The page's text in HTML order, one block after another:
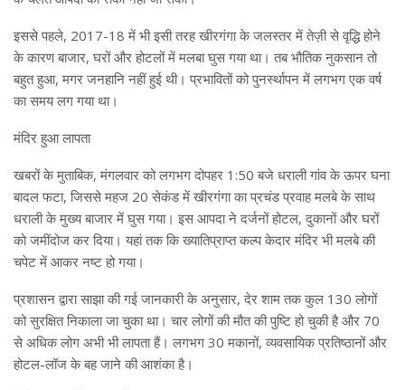
इससे पहले, 2017-18 में भी इसी तरह खीरगंगा के जलस्तर में तेज़ी से वृद्धि होने
के कारण बाजार, घरों और होटलों में मलबा घुस गया था। तब भौतिक नुकसान तो
बहुत हुआ, मगर जनहानि नहीं हुई थी। प्रभावितों को पुनर्स्थापन में लगभग एक वर्ष
का समय लग गया था।
मंदिर हुआ लापता
खबरों के मुताबिक, मंगलवार को लगभग दोपहर 1:50 बजे धराली गांव के ऊपर घना
बादल फटा, जिससे महज 20 सेकंड में खीरगंगा का प्रचंड प्रवाह मलबे के साथ
धराली के मुख्य बाजार में घुस गया। इस आपदा ने दर्जनों होटल, दुकानों और घरों
को जमींदोज कर दिया। यहां तक कि ख्यातिप्राप्त कल्प केदार मंदिर भी मलबे की
चपेट में आकर नष्ट हो गया।
प्रशासन द्वारा साझा की गई जानकारी के अनुसार, देर शाम तक कुल 130 लोगों
को सुरक्षित निकाला जा चुका था। चार लोगों की मौत की पुष्टि हो चुकी है और 70
से अधिक लोग अभी भी लापता हैं। लगभग 30 मकानों, व्यवसायिक प्रतिष्ठानों और
होटल-लॉज के बह जाने की आशंका है।